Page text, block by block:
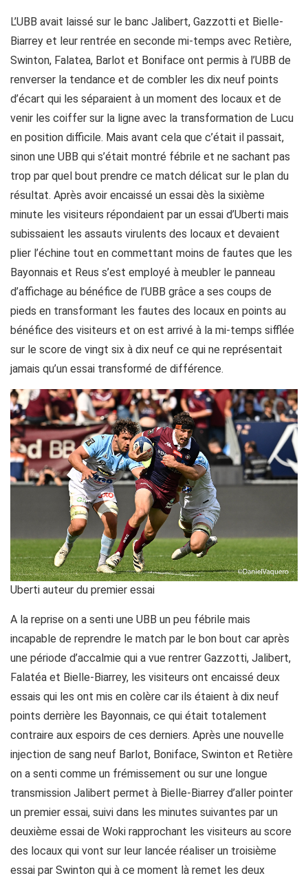
L’UBB avait laissé sur le banc Jalibert, Gazzotti et Bielle-
Biarrey et leur rentrée en seconde mi-temps avec Retière,
Swinton, Falatea, Barlot et Boniface ont permis à l’UBB de
renverser la tendance et de combler les dix neuf points
d’écart qui les séparaient à un moment des locaux et de
venir les coiffer sur la ligne avec la transformation de Lucu
en position difficile. Mais avant cela que c’était il passait,
sinon une UBB qui s’était montré fébrile et ne sachant pas
trop par quel bout prendre ce match délicat sur le plan du
résultat. Après avoir encaissé un essai dès la sixième
minute les visiteurs répondaient par un essai d’Uberti mais
subissaient les assauts virulents des locaux et devaient
plier l’échine tout en commettant moins de fautes que les
Bayonnais et Reus s’est employé à meubler le panneau
d’affichage au bénéfice de l’UBB grâce a ses coups de
pieds en transformant les fautes des locaux en points au
bénéfice des visiteurs et on est arrivé à la mi-temps sifflée
sur le score de vingt six à dix neuf ce qui ne représentait
jamais qu’un essai transformé de différence.
Uberti auteur du premier essai
A la reprise on a senti une UBB un peu fébrile mais
incapable de reprendre le match par le bon bout car après
une période d’accalmie qui a vue rentrer Gazzotti, Jalibert,
Falatéa et Bielle-Biarrey, les visiteurs ont encaissé deux
essais qui les ont mis en colère car ils étaient à dix neuf
points derrière les Bayonnais, ce qui était totalement
contraire aux espoirs de ces derniers. Après une nouvelle
injection de sang neuf Barlot, Boniface, Swinton et Retière
on a senti comme un frémissement ou sur une longue
transmission Jalibert permet à Bielle-Biarrey d’aller pointer
un premier essai, suivi dans les minutes suivantes par un
deuxième essai de Woki rapprochant les visiteurs au score
des locaux qui vont sur leur lancée réaliser un troisième
essai par Swinton qui à ce moment là remet les deux